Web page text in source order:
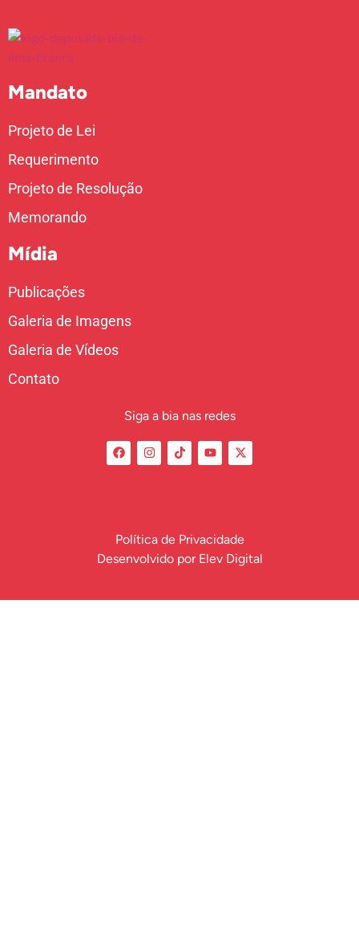
Mandato
Projeto de Lei
Requerimento
Projeto de Resolução
Memorando
Mídia
Publicações
Galeria de Imagens
Galeria de Vídeos
Contato
Siga a bia nas redes
Política de Privacidade
Desenvolvido por Elev Digital